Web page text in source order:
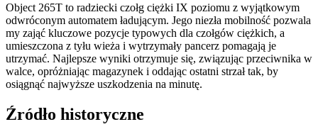
Object 265T to radziecki czołg ciężki IX poziomu z wyjątkowym
odwróconym automatem ładującym. Jego niezła mobilność pozwala
my zająć kluczowe pozycje typowych dla czołgów ciężkich, a
umieszczona z tyłu wieża i wytrzymały pancerz pomagają je
utrzymać. Najlepsze wyniki otrzymuje się, związując przeciwnika w
walce, opróżniając magazynek i oddając ostatni strzał tak, by
osiągnąć najwyższe uszkodzenia na minutę.
Źródło historyczne